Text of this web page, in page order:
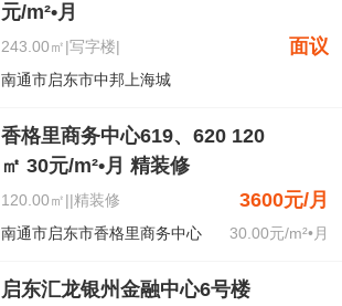
元/m²•月
243.00㎡|写字楼| 面议
南通市启东市中邦上海城
香格里商务中心619、620 120
㎡ 30元/m²•月 精装修
120.00㎡||精装修 3600元/月
南通市启东市香格里商务中心 30.00元/m²•月
启东汇龙银州金融中心6号楼